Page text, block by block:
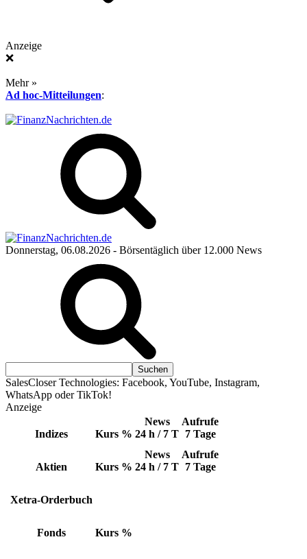
Anzeige
❌
Mehr »
Ad hoc-Mitteilungen:
Donnerstag, 06.08.2026 - Börsentäglich über 12.000 News
SalesCloser Technologies: Facebook, YouTube, Instagram,
WhatsApp oder TikTok!
Anzeige
Indizes Kurs %
News
24 h / 7 T
Aufrufe
7 Tage
Aktien Kurs %
News
24 h / 7 T
Aufrufe
7 Tage
Xetra-Orderbuch
Fonds Kurs %